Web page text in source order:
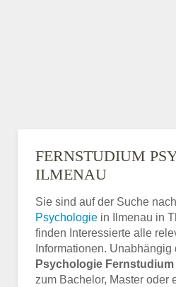
FERNSTUDIUM
ILMENAU
Sie sind auf der Suche
Psychologie in Ilmenau in
finden Interessierte alle
Informationen.
Psychologie Fernstudium
zum Bachelor, Master oder